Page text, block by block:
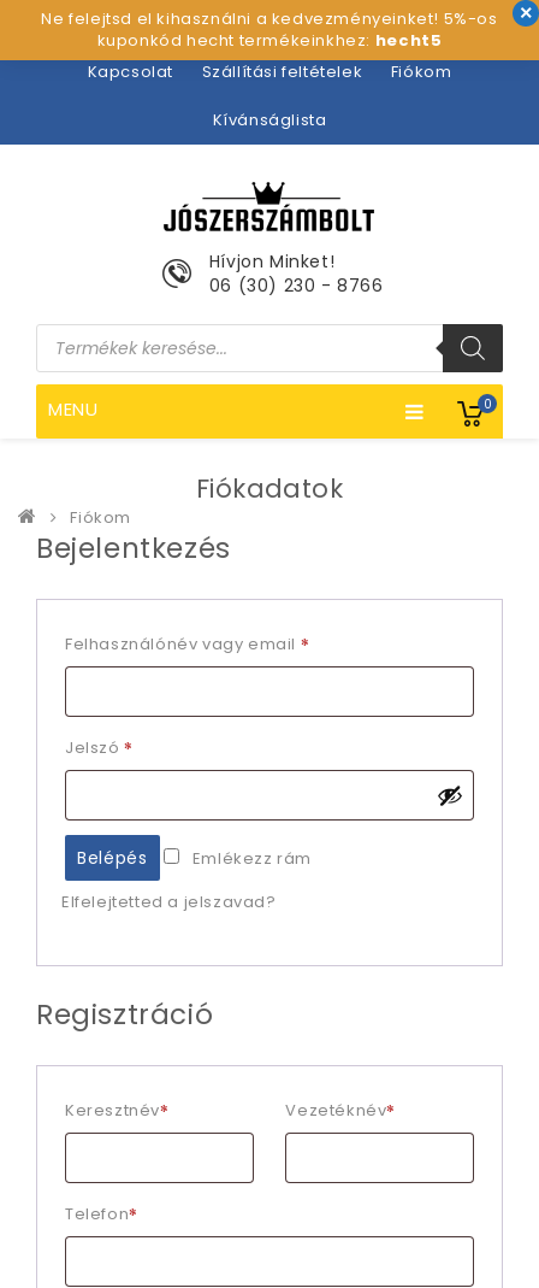
Kezdőlap Rólunk Webshop Szolgáltatások
Kapcsolat Szállítási feltételek Fiókom
Kívánságlista
0
Hívjon Minket!
06 (30) 230 - 8766
Products
search
MENU
Fiókadatok
Fiókom
Bejelentkezés
Felhasználónév vagy email *
Jelszó*
Emlékezz rám
Elfelejtetted a jelszavad?
Regisztráció
Keresztnév* Vezetéknév*
Telefon*
Ne felejtsd el kihasználni a kedvezményeinket! 5%-os
kuponkód hecht termékeinkhez: hecht5